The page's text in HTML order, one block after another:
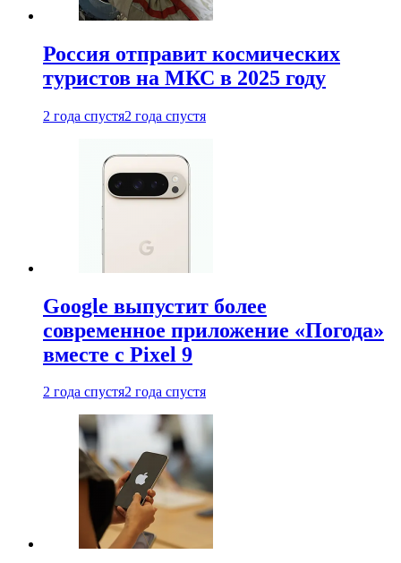
Россия отправит космических
туристов на МКС в 2025 году
2 года спустя2 года спустя
Google выпустит более
современное приложение «Погода»
вместе с Pixel 9
2 года спустя2 года спустя